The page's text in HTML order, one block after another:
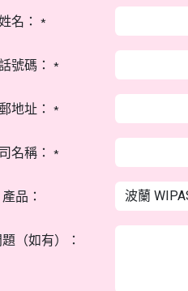
名： *
號碼： *
地址： *
名稱： *
產品：
（如有）：